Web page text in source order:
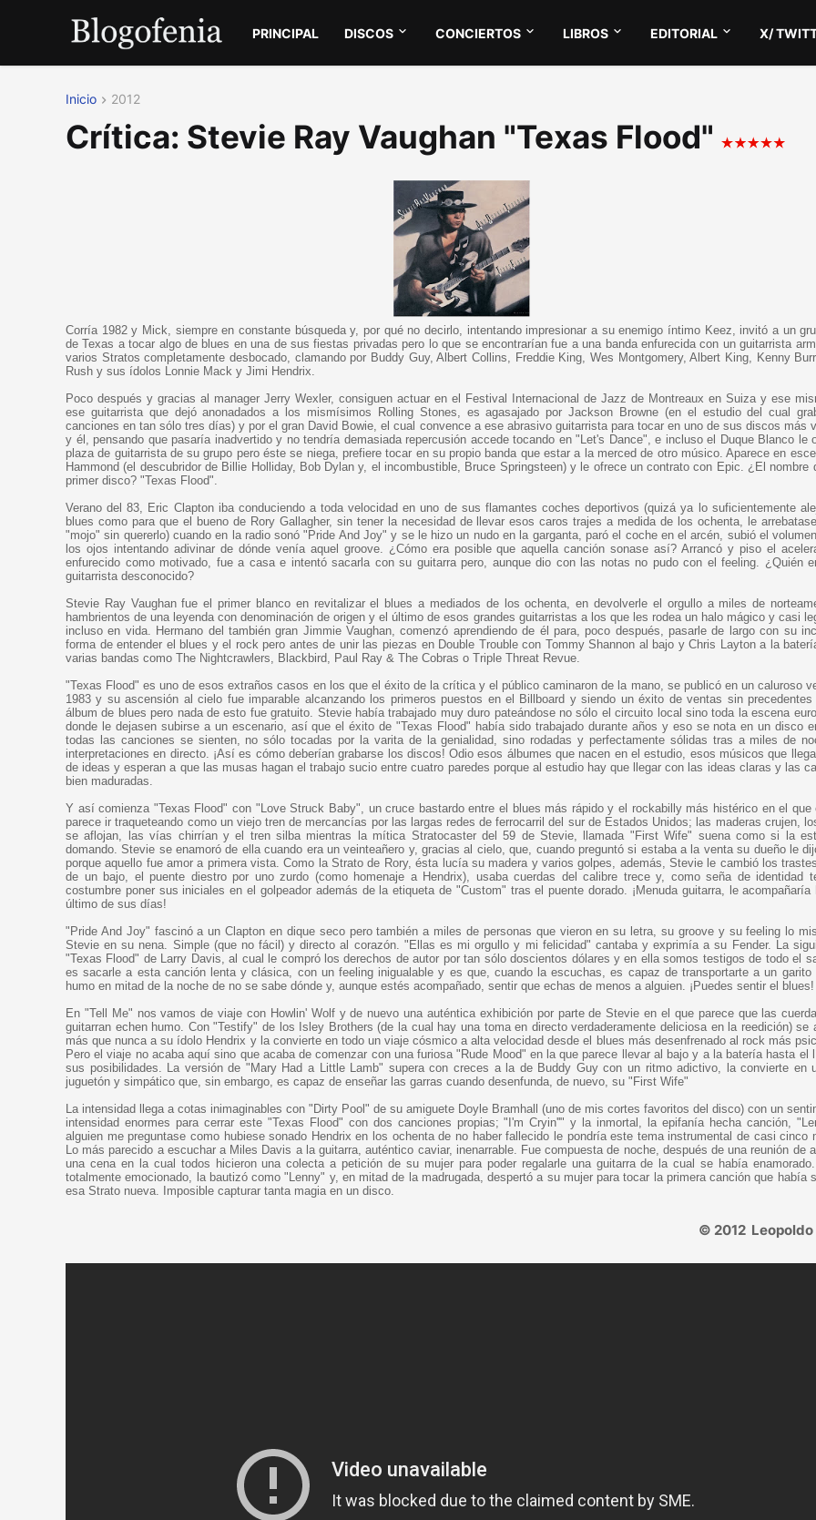
PRINCIPAL DISCOS CONCIERTOS LIBROS EDITORIAL X/
Inicio 2012
Crítica: Stevie Ray Vaughan "Texas Flood"
Corría 1982 y Mick, siempre en constante búsqueda y, por qué no decirlo, intentando impresionar a su enemigo íntimo Keez, invitó a un
de Texas a tocar algo de blues en una de sus fiestas privadas pero lo que se encontrarían fue a una banda enfurecida con un guitarrista
varios Stratos completamente desbocado, clamando por Buddy Guy, Albert Collins, Freddie King, Wes Montgomery, Albert King, Kenny
Rush y sus ídolos Lonnie Mack y Jimi Hendrix.
Poco después y gracias al manager Jerry Wexler, consiguen actuar en el Festival Internacional de Jazz de Montreaux en Suiza y ese
ese guitarrista que dejó anonadados a los mismísimos Rolling Stones, es agasajado por Jackson Browne (en el estudio del cual
canciones en tan sólo tres días) y por el gran David Bowie, el cual convence a ese abrasivo guitarrista para tocar en uno de sus discos más
y él, pensando que pasaría inadvertido y no tendría demasiada repercusión accede tocando en "Let's Dance", e incluso el Duque Blanco le
plaza de guitarrista de su grupo pero éste se niega, prefiere tocar en su propio banda que estar a la merced de otro músico. Aparece en
Hammond (el descubridor de Billie Holliday, Bob Dylan y, el incombustible, Bruce Springsteen) y le ofrece un contrato con Epic. ¿El nombre
primer disco? "Texas Flood".
Verano del 83, Eric Clapton iba conduciendo a toda velocidad en uno de sus flamantes coches deportivos (quizá ya lo suficientemente
blues como para que el bueno de Rory Gallagher, sin tener la necesidad de llevar esos caros trajes a medida de los ochenta, le
"mojo" sin quererlo) cuando en la radio sonó "Pride And Joy" y se le hizo un nudo en la garganta, paró el coche en el arcén, subió el
los ojos intentando adivinar de dónde venía aquel groove. ¿Cómo era posible que aquella canción sonase así? Arrancó y piso el
enfurecido como motivado, fue a casa e intentó sacarla con su guitarra pero, aunque dio con las notas no pudo con el feeling. ¿Quién
guitarrista desconocido?
Stevie Ray Vaughan fue el primer blanco en revitalizar el blues a mediados de los ochenta, en devolverle el orgullo a miles de
hambrientos de una leyenda con denominación de origen y el último de esos grandes guitarristas a los que les rodea un halo mágico y casi
incluso en vida. Hermano del también gran Jimmie Vaughan, comenzó aprendiendo de él para, poco después, pasarle de largo con su
forma de entender el blues y el rock pero antes de unir las piezas en Double Trouble con Tommy Shannon al bajo y Chris Layton a la
varias bandas como The Nightcrawlers, Blackbird, Paul Ray & The Cobras o Triple Threat Revue.
"Texas Flood" es uno de esos extraños casos en los que el éxito de la crítica y el público caminaron de la mano, se publicó en un caluroso
1983 y su ascensión al cielo fue imparable alcanzando los primeros puestos en el Billboard y siendo un éxito de ventas sin precedentes
álbum de blues pero nada de esto fue gratuito. Stevie había trabajado muy duro pateándose no sólo el circuito local sino toda la escena
donde le dejasen subirse a un escenario, así que el éxito de "Texas Flood" había sido trabajado durante años y eso se nota en un disco
todas las canciones se sienten, no sólo tocadas por la varita de la genialidad, sino rodadas y perfectamente sólidas tras a miles de
interpretaciones en directo. ¡Así es cómo deberían grabarse los discos! Odio esos álbumes que nacen en el estudio, esos músicos que
de ideas y esperan a que las musas hagan el trabajo sucio entre cuatro paredes porque al estudio hay que llegar con las ideas claras y las
bien maduradas.
Y así comienza "Texas Flood" con "Love Struck Baby", un cruce bastardo entre el blues más rápido y el rockabilly más histérico en el que
parece ir traqueteando como un viejo tren de mercancías por las largas redes de ferrocarril del sur de Estados Unidos; las maderas crujen,
se aflojan, las vías chirrían y el tren silba mientras la mítica Stratocaster del 59 de Stevie, llamada "First Wife" suena como si la
domando. Stevie se enamoró de ella cuando era un veinteañero y, gracias al cielo, que, cuando preguntó si estaba a la venta su dueño le
porque aquello fue amor a primera vista. Como la Strato de Rory, ésta lucía su madera y varios golpes, además, Stevie le cambió los
de un bajo, el puente diestro por uno zurdo (como homenaje a Hendrix), usaba cuerdas del calibre trece y, como seña de identidad
costumbre poner sus iniciales en el golpeador además de la etiqueta de "Custom" tras el puente dorado. ¡Menuda guitarra, le acompañaría
último de sus días!
"Pride And Joy" fascinó a un Clapton en dique seco pero también a miles de personas que vieron en su letra, su groove y su feeling lo
Stevie en su nena. Simple (que no fácil) y directo al corazón. "Ellas es mi orgullo y mi felicidad" cantaba y exprimía a su Fender. La
"Texas Flood" de Larry Davis, al cual le compró los derechos de autor por tan sólo doscientos dólares y en ella somos testigos de todo el
es sacarle a esta canción lenta y clásica, con un feeling inigualable y es que, cuando la escuchas, es capaz de transportarte a un garito
humo en mitad de la noche de no se sabe dónde y, aunque estés acompañado, sentir que echas de menos a alguien. ¡Puedes sentir el blues!
En "Tell Me" nos vamos de viaje con Howlin' Wolf y de nuevo una auténtica exhibición por parte de Stevie en el que parece que las
guitarran echen humo. Con "Testify" de los Isley Brothers (de la cual hay una toma en directo verdaderamente deliciosa en la reedición) se
más que nunca a su ídolo Hendrix y la convierte en todo un viaje cósmico a alta velocidad desde el blues más desenfrenado al rock más
Pero el viaje no acaba aquí sino que acaba de comenzar con una furiosa "Rude Mood" en la que parece llevar al bajo y a la batería hasta el
sus posibilidades. La versión de "Mary Had a Little Lamb" supera con creces a la de Buddy Guy con un ritmo adictivo, la convierte en
juguetón y simpático que, sin embargo, es capaz de enseñar las garras cuando desenfunda, de nuevo, su "First Wife"
La intensidad llega a cotas inimaginables con "Dirty Pool" de su amiguete Doyle Bramhall (uno de mis cortes favoritos del disco) con un
intensidad enormes para cerrar este "Texas Flood" con dos canciones propias; "I'm Cryin''" y la inmortal, la epifanía hecha canción,
alguien me preguntase como hubiese sonado Hendrix en los ochenta de no haber fallecido le pondría este tema instrumental de casi cinco
Lo más parecido a escuchar a Miles Davis a la guitarra, auténtico caviar, inenarrable. Fue compuesta de noche, después de una reunión de
una cena en la cual todos hicieron una colecta a petición de su mujer para poder regalarle una guitarra de la cual se había
totalmente emocionado, la bautizó como "Lenny" y, en mitad de la madrugada, despertó a su mujer para tocar la primera canción que había
esa Strato nueva. Imposible capturar tanta magia en un disco.
© 2012 Leopoldo